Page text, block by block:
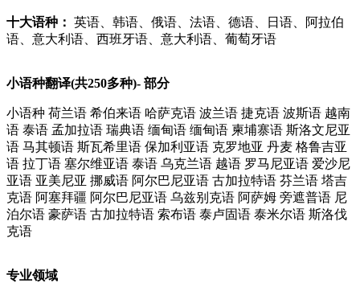
十大语种： 英语、韩语、俄语、法语、德语、日语、阿拉伯
语、意大利语、西班牙语、意大利语、葡萄牙语
小语种翻译(共250多种)- 部分
小语种 荷兰语 希伯来语 哈萨克语 波兰语 捷克语 波斯语 越南
语 泰语 孟加拉语 瑞典语 缅甸语 缅甸语 柬埔寨语 斯洛文尼亚
语 马其顿语 斯瓦希里语 保加利亚语 克罗地亚 丹麦 格鲁吉亚
语 拉丁语 塞尔维亚语 泰语 乌克兰语 越语 罗马尼亚语 爱沙尼
亚语 亚美尼亚 挪威语 阿尔巴尼亚语 古加拉特语 芬兰语 塔吉
克语 阿塞拜疆 阿尔巴尼亚语 乌兹别克语 阿萨姆 旁遮普语 尼
泊尔语 豪萨语 古加拉特语 索布语 泰卢固语 泰米尔语 斯洛伐
克语
专业领域